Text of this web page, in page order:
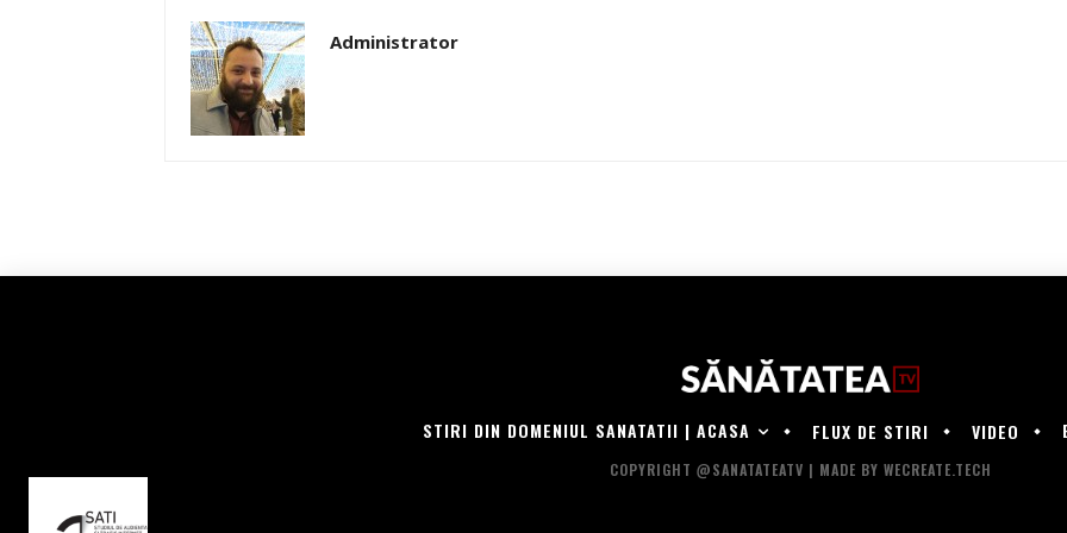
Administrator
STIRI DIN DOMENIUL SANATATII | ACASA FLUX DE STIRI VIDEO
COPYRIGHT @SANATATEATV | MADE BY WECREATE.TECH